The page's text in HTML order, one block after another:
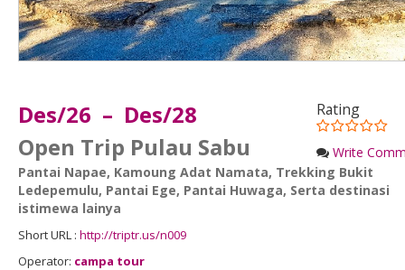
Rating
Write
Des/26 – Des/28
Open Trip Pulau Sabu
Pantai Napae, Kamoung Adat Namata, Trekking Bukit
Ledepemulu, Pantai Ege, Pantai Huwaga, Serta destinasi
istimewa lainya
Short URL : http://triptr.us/n009
Operator: campa tour